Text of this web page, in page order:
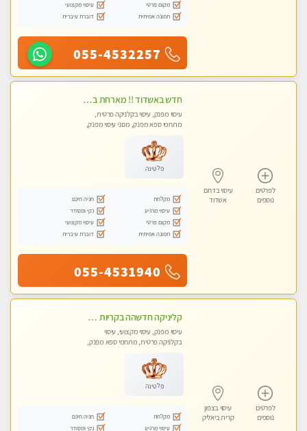
מקום פרטי
עיסוי מקצועי
תמונה אמיתית
דוברת עיברית
055-4532257
לפרטים
נוספים
עיסוי בדרום
אשדוד
חדש באשדוד !! מארחת בדירתי באופן פרטי ודיסקרטי מקום יפה מסודר נקי ואווירה נעימה יחס טוב בבית חםללא מין !!
עיסוי מפנק, עיסוי בקלניקה פרטית,
מתחמי ספא מפנק, מכוני עיסוי מפנק,
פלטינה
מקלחת
חניה חינם
עיסוי מרגיע
נקי ומסודר
מקום פרטי
עיסוי מקצועי
תמונה אמיתית
דוברת עיברית
055-4531940
לפרטים
נוספים
עיסוי בצפון
קרית ביאליק
קליניקה חדשהה בקריות מעסה איכותית מפנקת ומקצועית מאוד+נשים +זוגות
עיסוי מפנק, עיסוי מקצועי, עיסוי
בקלניקה פרטית, מתחמי ספא מפנק,
לנשים בלבד
פלטינה
מקלחת
חניה חינם
עיסוי מרגיע
נקי ומסודר